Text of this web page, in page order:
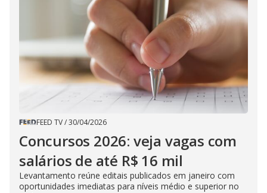
FEED TV/30/04/2026
Concursos 2026: veja vagas com
salários de até R$ 16 mil
Levantamento reúne editais publicados em janeiro com
oportunidades imediatas para níveis médio e superior no